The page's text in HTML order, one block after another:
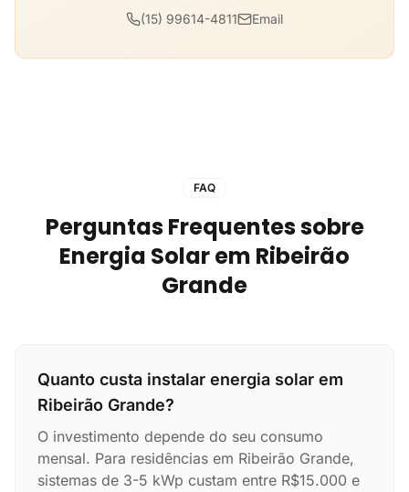
(15) 99614-4811 Email
FAQ
Perguntas Frequentes sobre
Energia Solar em Ribeirão
Grande
Quanto custa instalar energia solar em
Ribeirão Grande?
O investimento depende do seu consumo
mensal. Para residências em Ribeirão Grande,
sistemas de 3-5 kWp custam entre R$15.000 e